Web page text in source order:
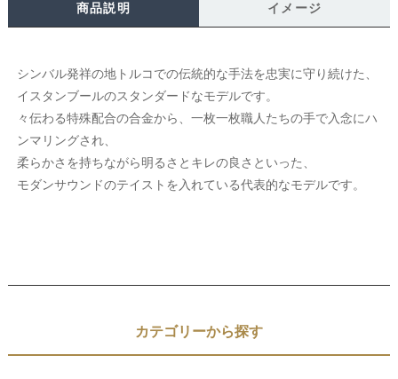
商品説明 イメージ
シンバル発祥の地トルコでの伝統的な手法を忠実に守り続けた、
イスタンブールのスタンダードなモデルです。
々伝わる特殊配合の合金から、一枚一枚職人たちの手で入念にハ
ンマリングされ、
柔らかさを持ちながら明るさとキレの良さといった、
モダンサウンドのテイストを入れている代表的なモデルです。
カテゴリーから探す